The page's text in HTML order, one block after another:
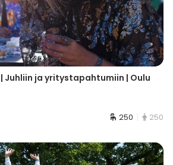
Juhliin ja yritystapahtumiin | Oulu
250 250